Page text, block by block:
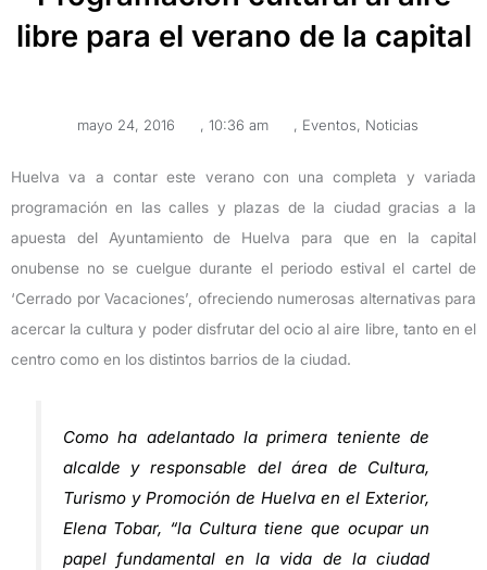
libre para el verano de la capital
mayo 24, 2016 , 10:36 am , Eventos, Noticias
Huelva va a contar este verano con una completa y variada
programación en las calles y plazas de la ciudad gracias a la
apuesta del Ayuntamiento de Huelva para que en la capital
onubense no se cuelgue durante el periodo estival el cartel de
‘Cerrado por Vacaciones’, ofreciendo numerosas alternativas para
acercar la cultura y poder disfrutar del ocio al aire libre, tanto en el
centro como en los distintos barrios de la ciudad.
Como ha adelantado la primera teniente de
alcalde y responsable del área de Cultura,
Turismo y Promoción de Huelva en el Exterior,
Elena Tobar, “la Cultura tiene que ocupar un
papel fundamental en la vida de la ciudad